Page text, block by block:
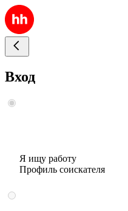
Вход
Я ищу работу
Профиль соискателя